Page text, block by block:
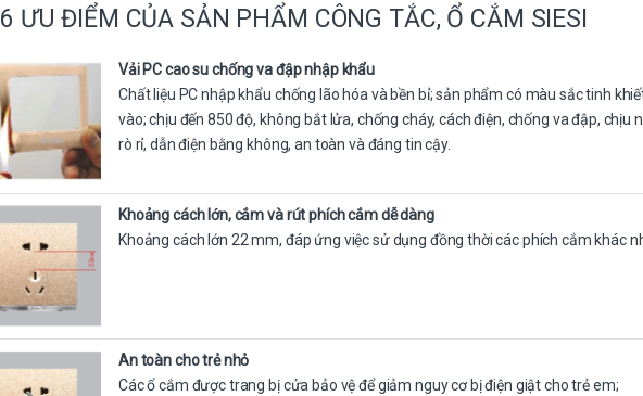
6 ƯU ĐIỂM CỦA SẢN PHẨM CÔNG TẮC, Ổ CẮM SIESI
Vải PC cao su chống va đập nhập khẩu
Chất liệu PC nhập khẩu chống lão hóa và bền bỉ; sản phẩm có màu sắc tinh
vào; chịu đến 850 độ, không bắt lửa, chống cháy, cách điện, chống va đập, chịu
rò rỉ, dẫn điện bằng không, an toàn và đáng tin cậy.
Khoảng cách lớn, cắm và rút phích cắm dễ dàng
Khoảng cách lớn 22 mm, đáp ứng việc sử dụng đồng thời các phích cắm khác
An toàn cho trẻ nhỏ
Các ổ cắm được trang bị cửa bảo vệ để giảm nguy cơ bị điện giật cho trẻ em;